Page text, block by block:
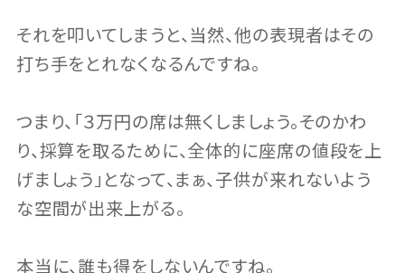
それを叩いてしまうと、当然、他の表現者はその
打ち手をとれなくなるんですね。
つまり、「３万円の席は無くしましょう。そのかわ
り、採算を取るために、全体的に座席の値段を上
げましょう」となって、まぁ、子供が来れないよう
な空間が出来上がる。
本当に、誰も得をしないんですね。